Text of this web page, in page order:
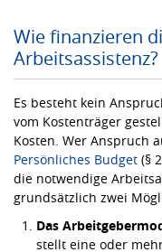
Wie finanzieren
Arbeitsassistenz?
Es besteht kein
vom Kostenträger
Kosten. Wer Anspruch
Persönliches Budget (§
die notwendige
grundsätzlich zwei
Das
stellt eine oder